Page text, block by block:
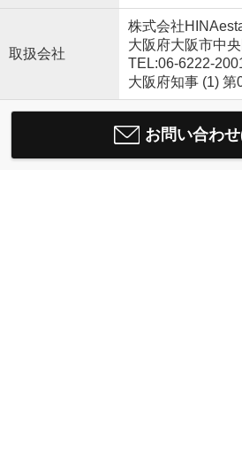
取扱会社
株式会社
大阪府大阪市中
TEL:06-6222-
大阪府知事 (1) 第
お問い合わ